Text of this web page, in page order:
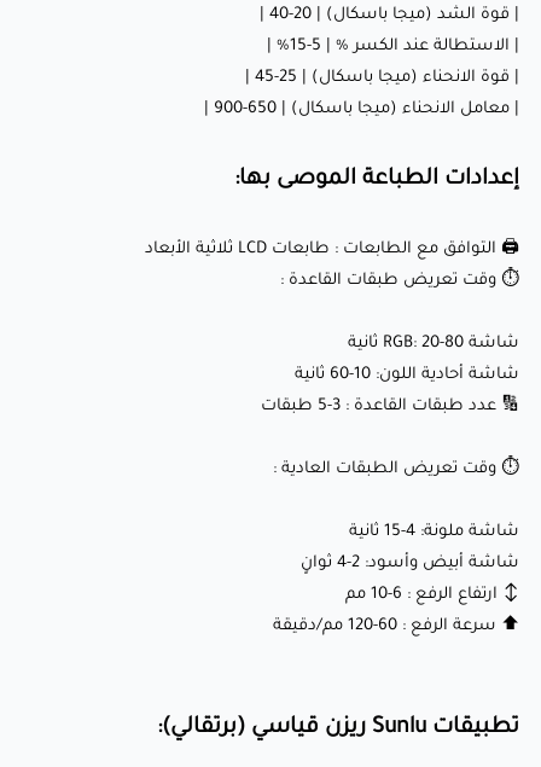
شاشة ملونة: 4-15 ثانية
شاشة أبيض وأسود: 2-4 ثوانٍ
⬆️ سرعة الرفع : 60-120 مم/دقيقة
تطبيقات Sunlu ريزن قياسي (برتقالي):
🔧 النماذج الأولية الوظيفية : إنشاء نماذج أولية دقيقة ومتينة
لتطوير المنتجات، الاختبار، والتقييم.
🏠 النماذج المعمارية : إنتاج نماذج مقياس معقدة للهندسة
المعمارية، تصميم الديكور الداخلي، وتخطيط المدن.
⚙️ المكونات الميكانيكية : تصنيع أجزاء صغيرة مثل التروس،
الدعامات، والمشابك التي تتطلب قوة ومرونة معتدلة.
ترويجية بمظهر برتقالي احترافي.
| قوة الشد (ميجا باسكال) | 20-40 |
| الاستطالة عند الكسر % | 5-15% |
| قوة الانحناء (ميجا باسكال) | 25-45 |
| معامل الانحناء (ميجا باسكال) | 650-900 |
إعدادات الطباعة الموصى بها:
🖨️ التوافق مع الطابعات : طابعات LCD ثلاثية الأبعاد
⏱️ وقت تعريض طبقات القاعدة :
شاشة RGB: 20-80 ثانية
شاشة أحادية اللون: 10-60 ثانية
🔢 عدد طبقات القاعدة : 3-5 طبقات
⏱️ وقت تعريض الطبقات العادية :
شاشة ملونة: 4-15 ثانية
شاشة أبيض وأسود: 2-4 ثوانٍ
↕️ ارتفاع الرفع : 6-10 مم
⬆️ سرعة الرفع : 60-120 مم/دقيقة
تطبيقات Sunlu ريزن قياسي (برتقالي):